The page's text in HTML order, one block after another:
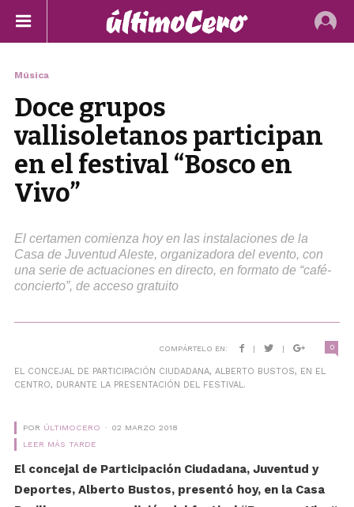
Música
Doce grupos
vallisoletanos participan
en el festival “Bosco en
Vivo”
El certamen comienza hoy en las instalaciones de la
Casa de Juventud Aleste, organizadora del evento, con
una serie de actuaciones en directo, en formato de “café-
concierto”, de acceso gratuito
COMPÁRTELO EN: | | 0
EL CONCEJAL DE PARTICIPACIÓN CIUDADANA, ALBERTO BUSTOS, EN EL
CENTRO, DURANTE LA PRESENTACIÓN DEL FESTIVAL.
POR ÚLTIMOCERO
02 MARZO 2018
LEER MÁS TARDE
El concejal de Participación Ciudadana, Juventud y
Deportes, Alberto Bustos, presentó hoy, en la Casa